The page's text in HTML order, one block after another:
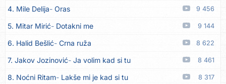
15. Oliver Dragojević 05.08
16. Klapa Kaše Dubrovnik 05.08
17. Grupa Makedonija Ima edna moma 05.08
18. Ljupka Dimitrovska Javi se telefonom 05.08
19. Grupa 777 Kada zazvoni moj telefon 05.08
4. Mile Delija Oras 9 456
5. Mitar Mirić Dotakni me 9 144
6. Halid Bešlić Crna ruža 8 622
7. Jakov Jozinović Ja volim kad si tu 8 461
8. Noćni Ritam Lakše mi je kad si tu 8 317